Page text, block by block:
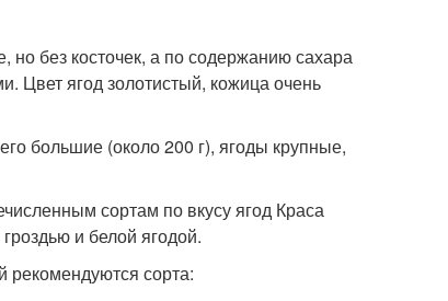
но без косточек, а по содержанию сахара
Цвет ягод золотистый, кожица очень
большие (около 200 г), ягоды крупные,
сортам по вкусу ягод Краса
и белой ягодой.
рекомендуются сорта: